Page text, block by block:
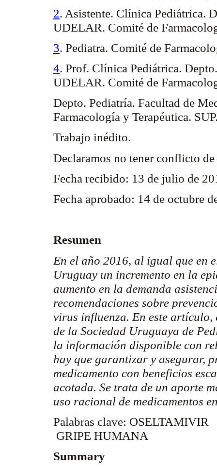
2. Asistente. Clínica Pediátrica.
UDELAR. Comité de
3. Pediatra. Comité de
4. Prof. Clínica Pediátrica. Depto
UDELAR. Comité de
Depto. Pediatría. Facultad de
Farmacología y Terapéutica.
Trabajo inédito.
Declaramos no tener conflicto de
Fecha recibido: 13 de julio de
Fecha aprobado: 14 de octubre
Resumen
En el año 2016, al igual que en
Uruguay un incremento en la
aumento en la demanda
recomendaciones sobre
virus influenza. En este
de la Sociedad Uruguaya de
la información disponible con
hay que garantizar y asegurar,
medicamento con beneficios
acotada. Se trata de un aporte
uso racional de medicamentos
Palabras clave: OSELTAMIVIR
GRIPE HUMANA
Summary